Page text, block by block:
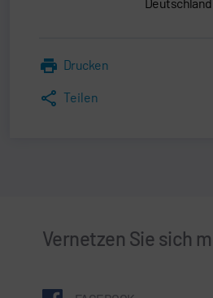
Drucken
Teilen
Vernetzen Sie sich